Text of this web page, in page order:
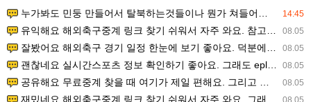
14:45
누가봐도 민둥 만들어서 탈북하는것들이나 뭔가 쳐들어오는 낌새를 미리 알아차리기 위함이지 저걸 전쟁준비라고 하…
08.05
유익해요 해외축구중계 링크 찾기 쉬워서 자주 와요. 참고로 무료스포츠중계 정보 확인할 때 출처 꼭 체크해요.…
08.05
잘봤어요 해외축구 경기 일정 한눈에 보기 좋아요. 덕분에 epl중계 볼 때 공식 중계 채널 먼저 찾아봐요. …
08.05
괜찮네요 실시간스포츠 정보 확인하기 좋아요. 그래도 epl중계 볼 때 공식 중계 채널 먼저 찾아봐요. 북마크…
08.05
공유해요 무료중계 찾을 때 여기가 제일 편해요. 그리고 무료스포츠중계 정보 확인할 때 출처 꼭 체크해요. 앞…
08.05
재밌네요 해외축구중계 링크 찾기 쉬워서 자주 와요. 그래서 해외축구중계도 정식 서비스로 봐야 안전해요. 다음…